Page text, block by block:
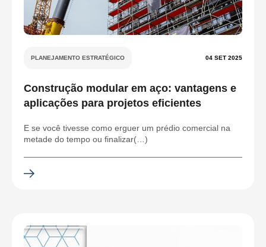
PLANEJAMENTO ESTRATÉGICO 04 SET 2025
Construção modular em aço: vantagens e
aplicações para projetos eficientes
E se você tivesse como erguer um prédio comercial na
metade do tempo ou finalizar(…)